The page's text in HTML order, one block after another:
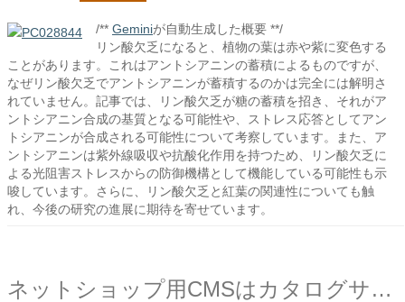
/** Geminiが自動生成した概要 **/
リン酸欠乏になると、植物の葉は赤や紫に変色する
ことがあります。これはアントシアニンの蓄積によるものですが、
なぜリン酸欠乏でアントシアニンが蓄積するのかは完全には解明さ
れていません。記事では、リン酸欠乏が糖の蓄積を招き、それがア
ントシアニン合成の基質となる可能性や、ストレス応答としてアン
トシアニンが合成される可能性について考察しています。また、ア
ントシアニンは紫外線吸収や抗酸化作用を持つため、リン酸欠乏に
よる光阻害ストレスからの防御機構として機能している可能性も示
唆しています。さらに、リン酸欠乏と紅葉の関連性についても触
れ、今後の研究の進展に期待を寄せています。
ネットショップ用CMSはカタログサイトの構築にも向いている